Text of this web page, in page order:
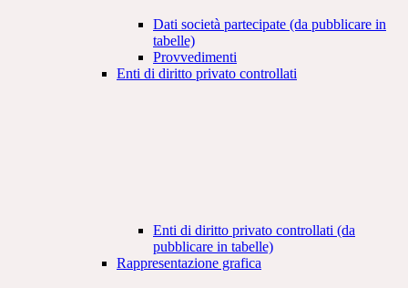
Dati società partecipate (da pubblicare in
tabelle)
Provvedimenti
Enti di diritto privato controllati
Enti di diritto privato controllati (da
pubblicare in tabelle)
Rappresentazione grafica